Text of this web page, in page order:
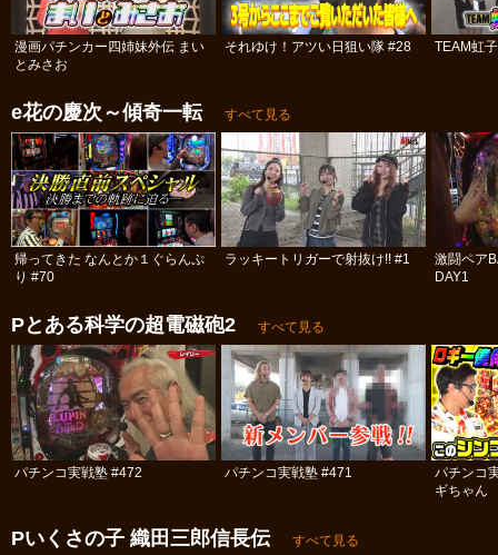
漫画パチンカー四姉妹外伝 まい
とみさお
それゆけ！アツい日狙い隊 #28 TEAM虹
e花の慶次～傾奇一転 すべて見る
帰ってきた なんとか１ぐらんぷ
り #70
ラッキートリガーで射抜け!! #1
激闘ペア
DAY1
Pとある科学の超電磁砲2 すべて見る
パチンコ実戦塾 #472 パチンコ実戦塾 #471
パチンコ
ギちゃん
Pいくさの子 織田三郎信長伝 すべて見る